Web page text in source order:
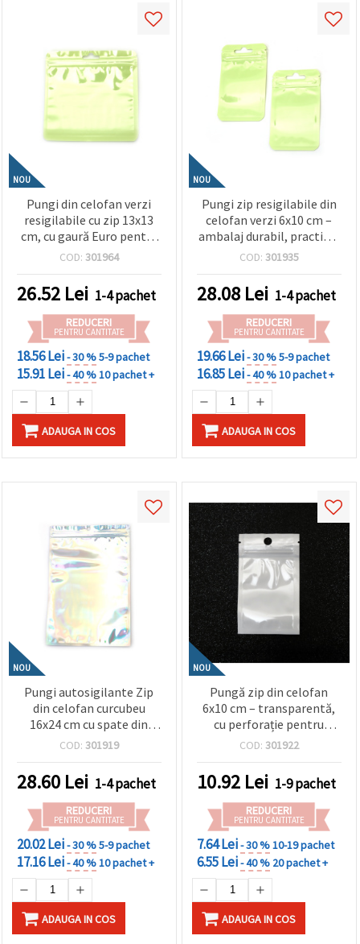
urile făcând
"acceptati
toate!" Sau
indicați
preferințele
în setări
un tip de
cookie -uri
făcând clic
Аcceptati
toate!
Setări
NOU
Pungi din celofan verzi
resigilabile cu zip 13x13
cm, cu gaură Euro pentru
agățare – Set de 50 bucăți
ambalare, depozitare și
meșteșuguri creative
COD: 301964
26.52 Lei 1-4 pachet
REDUCERI
PENTRU CANTITATE
18.56 Lei- 30 %5-9 pachet
15.91 Lei- 40 %10 pachet +
ADAUGA IN COS
NOU
Pungi zip resigilabile din
celofan verzi 6x10 cm –
ambalaj durabil, practic și
atrăgător, set 100 buc.
COD: 301935
28.08 Lei 1-4 pachet
REDUCERI
PENTRU CANTITATE
19.66 Lei- 30 %5-9 pachet
16.85 Lei- 40 %10 pachet +
ADAUGA IN COS
NOU
Pungi autosigilante Zip
din celofan curcubeu
16x24 cm cu spate din
folie de aluminiu –
și atrăgător, Set 50 buc.
COD: 301919
28.60 Lei 1-4 pachet
REDUCERI
PENTRU CANTITATE
20.02 Lei- 30 %5-9 pachet
17.16 Lei- 40 %10 pachet +
ADAUGA IN COS
NOU
Pungă zip din celofan
6x10 cm – transparentă,
cu perforație pentru
agățare și spate alb, set
COD: 301922
10.92 Lei 1-9 pachet
REDUCERI
PENTRU CANTITATE
7.64 Lei- 30 %10-19 pachet
6.55 Lei- 40 % 20 pachet +
ADAUGA IN COS